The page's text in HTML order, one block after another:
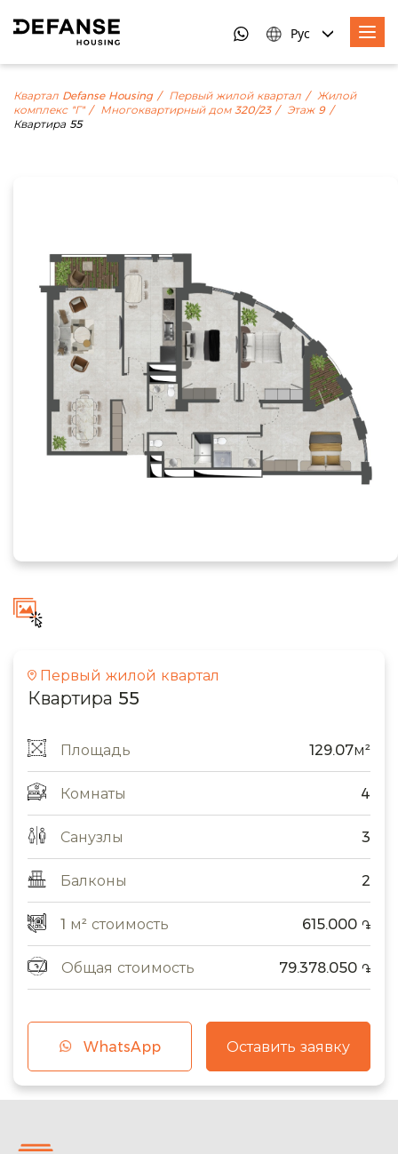
Рус
Квартал Defanse Housing Первый жилой квартал
Жилой
комплекс "Г"
Многоквартирный дом 320/23
Этаж 9
Квартира 55
Первый жилой квартал
Квартира 55
Площадь 129.07м²
Комнаты 4
Санузлы 3
Балконы 2
1 м² стоимость 615.000 ֏
Общая стоимость 79.378.050 ֏
WhatsApp Оставить заявку